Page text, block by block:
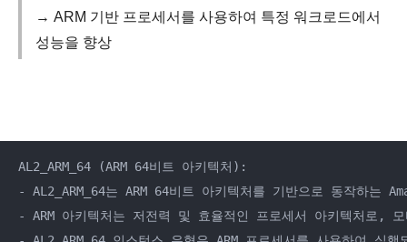
→ ARM 기반 프로세서를 사용하여 특정 워크로드에서
성능을 향상
AL2_ARM_64 (ARM 64비트 아키텍처):
- AL2_ARM_64는 ARM 64비트 아키텍처를 기반으로 동작하는
- ARM 아키텍처는 저전력 및 효율적인 프로세서 아키텍처로,